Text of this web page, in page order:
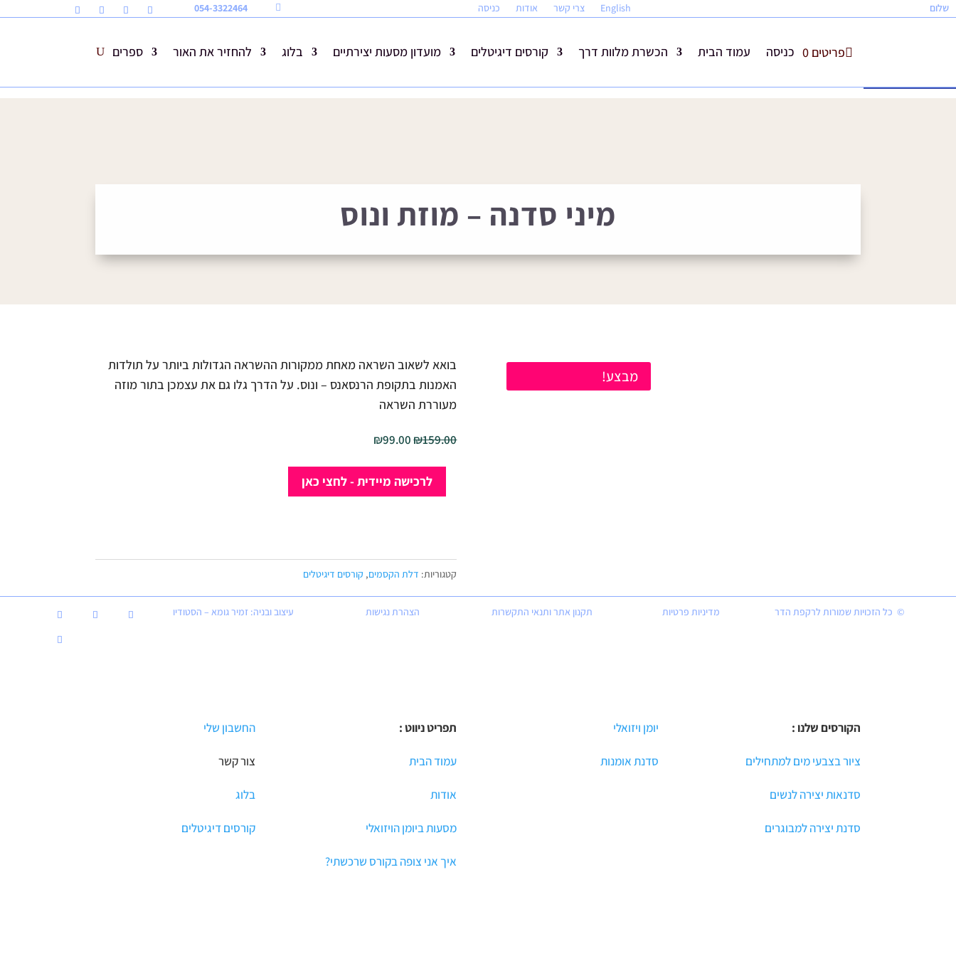

054-3322464 English צרי קשר אודות כניסה שלום
פריטים 0 כניסה עמוד הבית הכשרת מלוות דרך קורסים דיגיטלים מועדון מסעות יצירתיים בלוג להחזיר את האור ספרים
מיני סדנה – מוזת ונוס
בואא לשאוב השראה מאחת ממקורות ההשראה הגדולות ביותר על תולדות
האמנות בתקופת הרנסאנס – ונוס. על הדרך גלו גם את עצמכן בתור מוזה
מעוררת השראה
₪159.00
המחיר
היה:
₪159.00.
₪99.00 המחיר
הוא:
₪99.00.
כמות
של
-
מוזת
ונוס
לרכישה מיידית - לחצי כאן
קטגוריות: דלת הקסמים, קורסים דיגיטלים
מבצע!
עיצוב ובניה: זמיר גומא – הסטודיו הצהרת נגישות תקנון אתר ותנאי התקשרות מדיניות פרטיות © כל הזכויות שמורות לרקפת הדר
החשבון שלי
צור קשר
בלוג
קורסים דיגיטלים
תפריט ניווט :
עמוד הבית
אודות
מסעות ביומן הויזואלי
איך אני צופה בקורס שרכשתי?
יומן ויזואלי
סדנת אומנות
הקורסים שלנו :
ציור בצבעי מים למתחילים
סדנאות יצירה לנשים
סדנת יצירה למבוגרים